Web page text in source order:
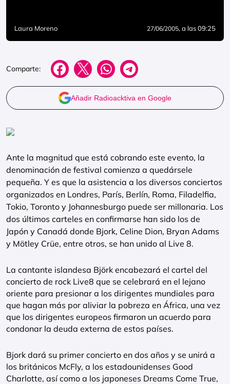
Laura Moreno 27/06/2005, a las 09:25
Comparte:
Añadir Radioacktiva en Google
Ante la magnitud que está cobrando este evento, la
denominación de festival comienza a quedársele
pequeña. Y es que la asistencia a los diversos conciertos
organizados en Londres, París, Berlín, Roma, Filadelfia,
Tokio, Toronto y Johannesburgo puede ser millonaria. Los
dos últimos carteles en confirmarse han sido los de
Japón y Canadá donde Bjork, Celine Dion, Bryan Adams
y Mötley Crüe, entre otros, se han unido al Live 8.
La cantante islandesa Björk encabezará el cartel del
concierto de rock Live8 que se celebrará en el lejano
oriente para presionar a los dirigentes mundiales para
que hagan más por aliviar la pobreza en África, una vez
que los dirigentes europeos firmaron un acuerdo para
condonar la deuda externa de estos países.
Bjork dará su primer concierto en dos años y se unirá a
los británicos McFly, a los estadounidenses Good
Charlotte, así como a los japoneses Dreams Come True,